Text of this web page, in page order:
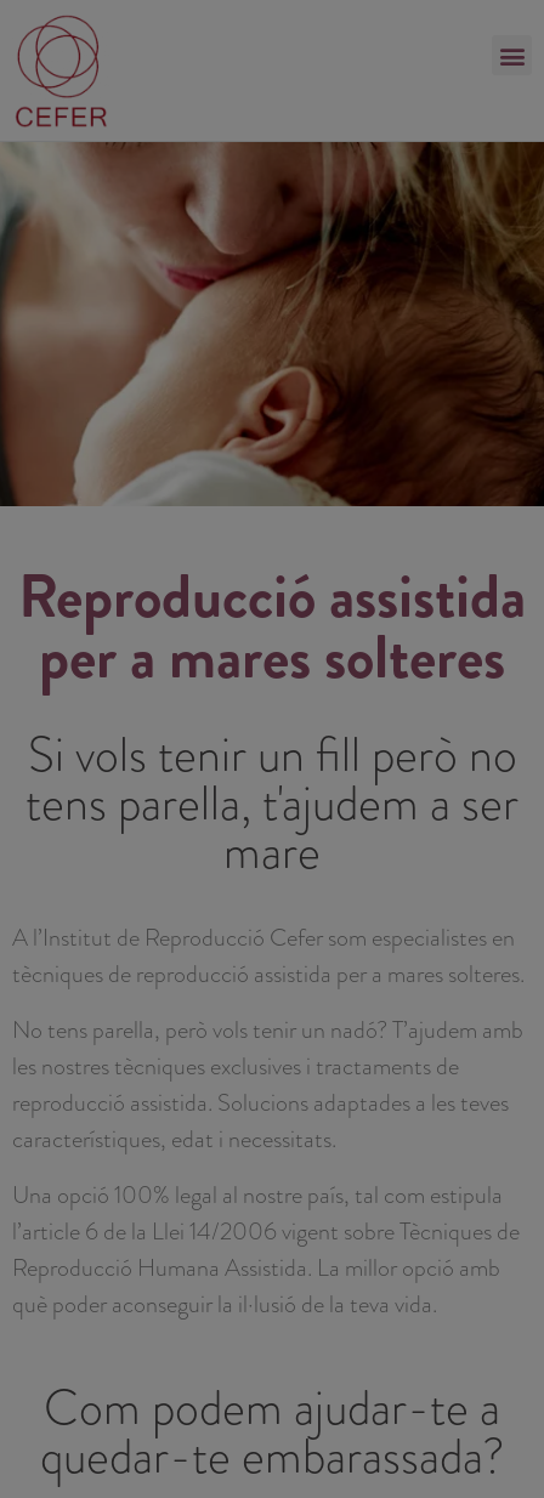
Reproducció assistida
per a mares solteres
Si vols tenir un fill però no
tens parella, t'ajudem a ser
mare
A l’Institut de Reproducció Cefer som especialistes en
tècniques de reproducció assistida per a mares solteres.
No tens parella, però vols tenir un nadó? T’ajudem amb
les nostres tècniques exclusives i tractaments de
reproducció assistida. Solucions adaptades a les teves
característiques, edat i necessitats.
Una opció 100% legal al nostre país, tal com estipula
l’article 6 de la Llei 14/2006 vigent sobre Tècniques de
Reproducció Humana Assistida. La millor opció amb
què poder aconseguir la il·lusió de la teva vida.
Com podem ajudar-te a
quedar-te embarassada?